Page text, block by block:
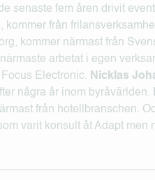
senaste fem åren drivit
kommer från
kommer närmast från
arbetat i egen
Electronic. Nicklas
några år inom byråvärlden.
från hotellbranschen.
varit konsult åt Adapt men